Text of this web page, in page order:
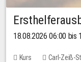
18.08.2026 06:00 bis
Kurs Carl-Zeiß-